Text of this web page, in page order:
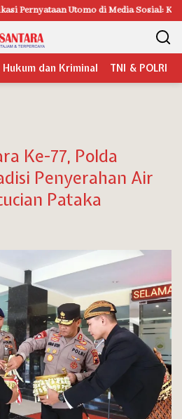
Media Sosial: Ketidakhadiran Saat
Hukum dan Kriminal TNI & POLRI
Ke-77, Polda
Penyerahan Air
Pataka